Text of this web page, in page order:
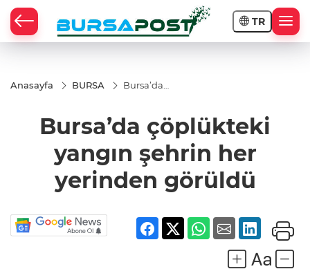
TR
Anasayfa BURSA
Bursa’da
şehrin her
yerinden
görüldü
Bursa’da çöplükteki
yangın şehrin her
yerinden görüldü